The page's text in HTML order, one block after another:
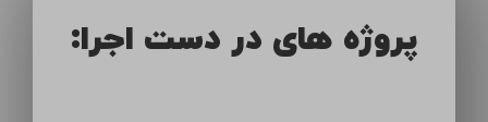
پروژه های در دست اجرا: